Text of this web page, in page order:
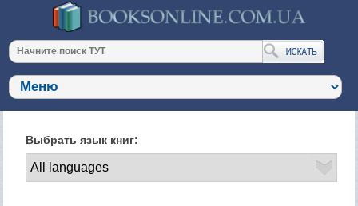
Выбрать язык книг: